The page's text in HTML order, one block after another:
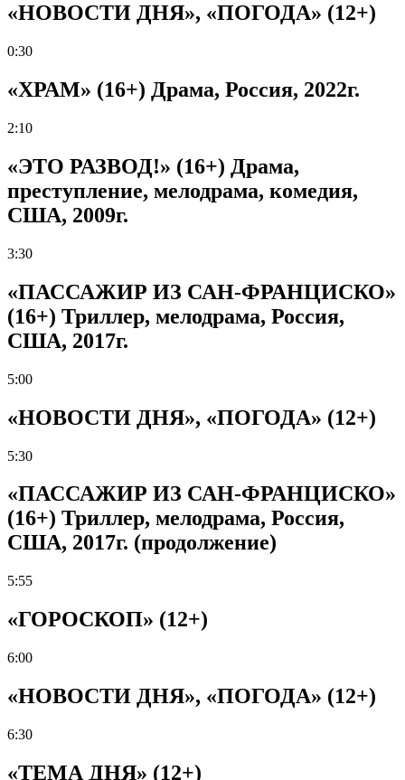
«НОВОСТИ ДНЯ», «ПОГОДА» (12+)
0:30
«ХРАМ» (16+) Драма, Россия, 2022г.
2:10
«ЭТО РАЗВОД!» (16+) Драма,
преступление, мелодрама, комедия,
США, 2009г.
3:30
«ПАССАЖИР ИЗ САН-ФРАНЦИСКО»
(16+) Триллер, мелодрама, Россия,
США, 2017г.
5:00
«НОВОСТИ ДНЯ», «ПОГОДА» (12+)
5:30
«ПАССАЖИР ИЗ САН-ФРАНЦИСКО»
(16+) Триллер, мелодрама, Россия,
США, 2017г. (продолжение)
5:55
«ГОРОСКОП» (12+)
6:00
«НОВОСТИ ДНЯ», «ПОГОДА» (12+)
6:30
«ТЕМА ДНЯ» (12+)